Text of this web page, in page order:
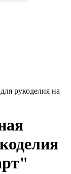
рукоделия на